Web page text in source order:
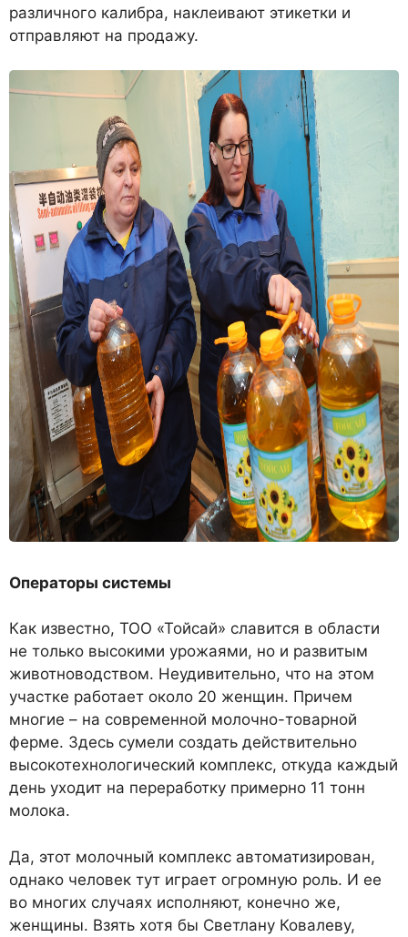
различного калибра, наклеивают этикетки и
отправляют на продажу.
Операторы системы
Как известно, ТОО «Тойсай» славится в области
не только высокими урожаями, но и развитым
животноводством. Неудивительно, что на этом
участке работает около 20 женщин. Причем
многие – на современной молочно-товарной
ферме. Здесь сумели создать действительно
высокотехнологический комплекс, откуда каждый
день уходит на переработку примерно 11 тонн
молока.
Да, этот молочный комплекс автоматизирован,
однако человек тут играет огромную роль. И ее
во многих случаях исполняют, конечно же,
женщины. Взять хотя бы Светлану Ковалеву,